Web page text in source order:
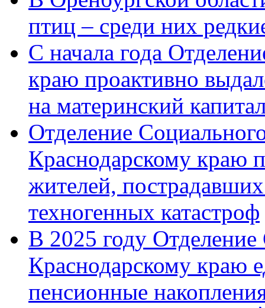
птиц – среди них
С начала года
краю проактивно
на материнский
Отделение
Краснодарскому краю
жителей,
техногенных катастроф
В 2025 году
Краснодарскому краю
пенсионные